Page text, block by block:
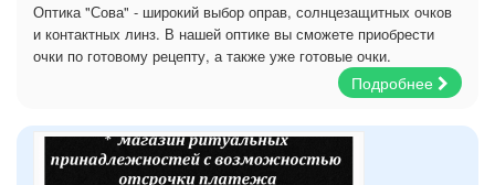
Оптика "Сова" - широкий выбор оправ, солнцезащитных очков
и контактных линз. В нашей оптике вы сможете приобрести
очки по готовому рецепту, а также уже готовые очки.
Подробнее